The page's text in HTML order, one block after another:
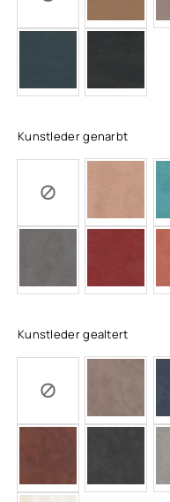
Kunstleder genarbt
Kunstleder gealtert